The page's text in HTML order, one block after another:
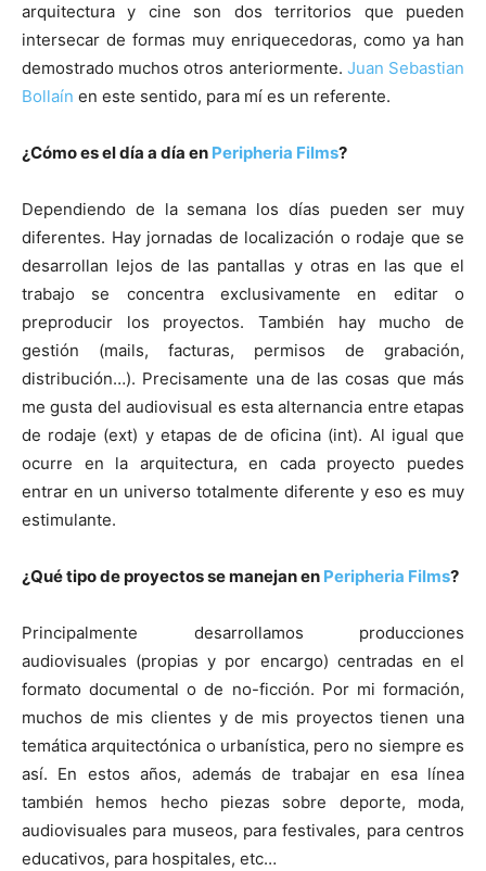
arquitectura y cine son dos territorios que pueden
intersecar de formas muy enriquecedoras, como ya han
demostrado muchos otros anteriormente. Juan Sebastian
Bollaín en este sentido, para mí es un referente.
¿Cómo es el día a día en Peripheria Films?
Dependiendo de la semana los días pueden ser muy
diferentes. Hay jornadas de localización o rodaje que se
desarrollan lejos de las pantallas y otras en las que el
trabajo se concentra exclusivamente en editar o
preproducir los proyectos. También hay mucho de
gestión (mails, facturas, permisos de grabación,
distribución…). Precisamente una de las cosas que más
me gusta del audiovisual es esta alternancia entre etapas
de rodaje (ext) y etapas de de oficina (int). Al igual que
ocurre en la arquitectura, en cada proyecto puedes
entrar en un universo totalmente diferente y eso es muy
estimulante.
¿Qué tipo de proyectos se manejan en Peripheria Films?
Principalmente desarrollamos producciones
audiovisuales (propias y por encargo) centradas en el
formato documental o de no-ficción. Por mi formación,
muchos de mis clientes y de mis proyectos tienen una
temática arquitectónica o urbanística, pero no siempre es
así. En estos años, además de trabajar en esa línea
también hemos hecho piezas sobre deporte, moda,
audiovisuales para museos, para festivales, para centros
educativos, para hospitales, etc…